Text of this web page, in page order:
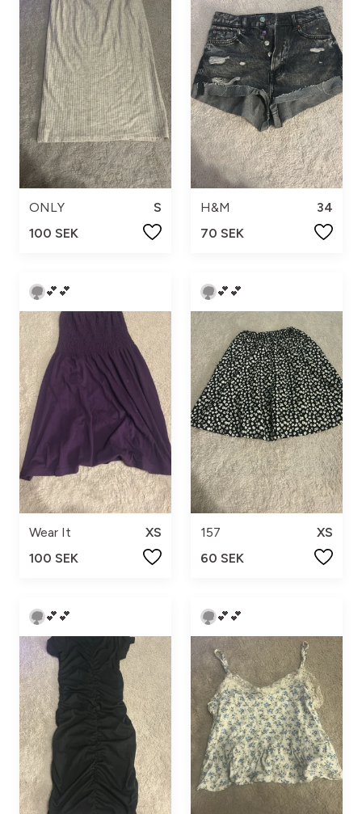
ONLY
S
100 SEK
H&M
34
70 SEK
💕💕
Wear It
XS
100 SEK
💕💕
157
XS
60 SEK
💕💕 💕💕